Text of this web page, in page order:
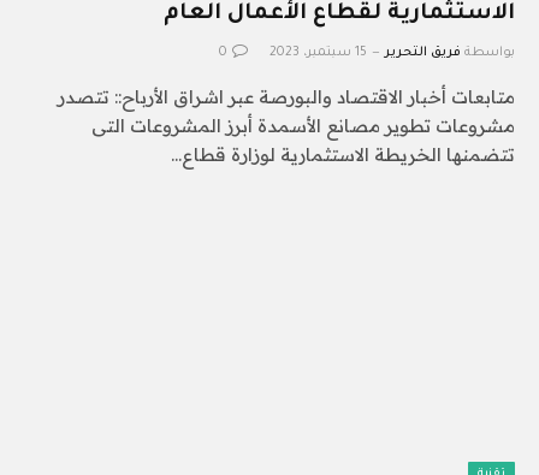
الاستثمارية لقطاع الأعمال العام
بواسطة فريق التحرير 15 سبتمبر، 2023 0
متابعات أخبار الاقتصاد والبورصة عبر اشراق الأرباح:: تتصدر
مشروعات تطوير مصانع الأسمدة أبرز المشروعات التى
تتضمنها الخريطة الاستثمارية لوزارة قطاع…